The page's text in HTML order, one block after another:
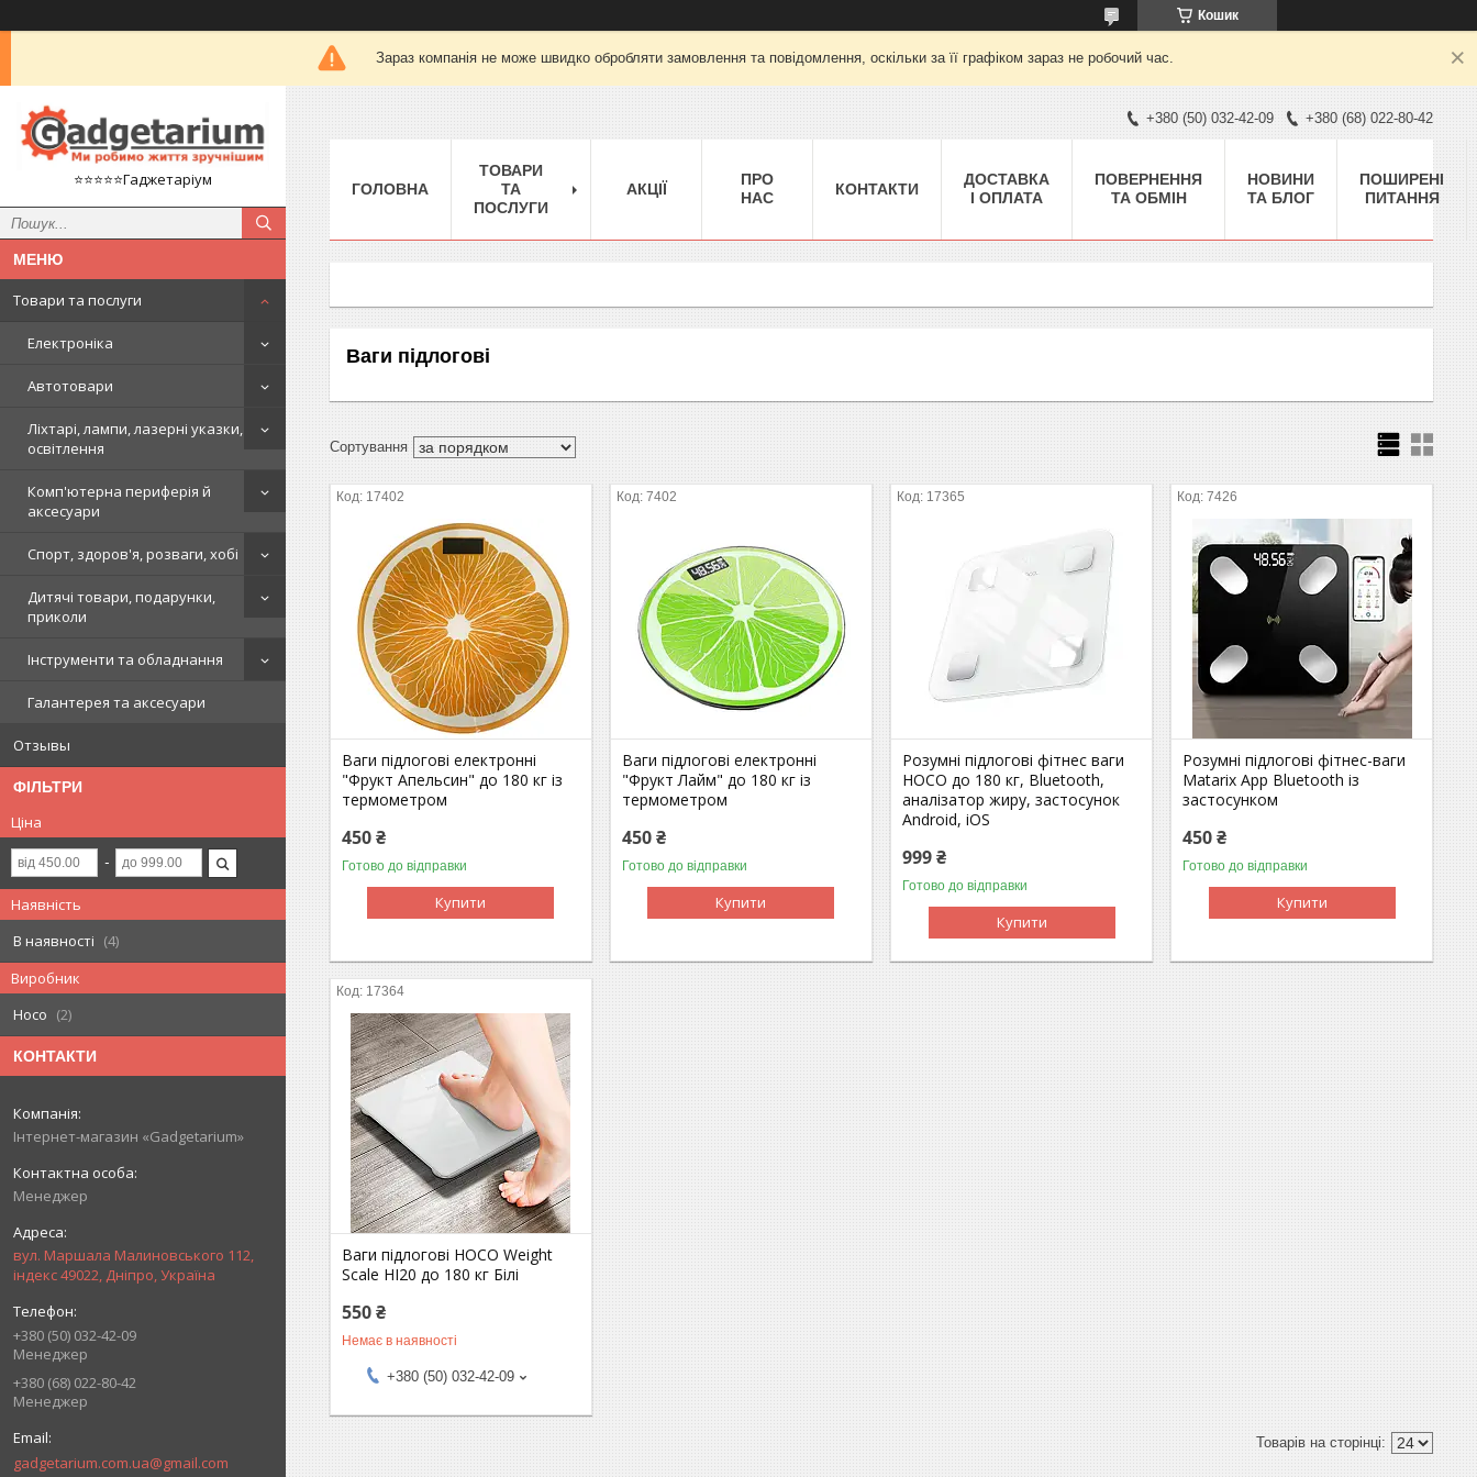
Кошик
Зараз компанія не може швидко обробляти замовлення та повідомлення, оскільки за її графіком зараз не робочий час.
⭐️⭐️⭐️⭐️⭐️Гаджетаріум
Товари та послуги
Електроніка
Автотовари
Ліхтарі, лампи, лазерні указки,
освітлення
Комп'ютерна периферія й
аксесуари
Спорт, здоров'я, розваги, хобі
Дитячі товари, подарунки,
приколи
Інструменти та обладнання
Галантерея та аксесуари
Отзывы
ФІЛЬТРИ
Ціна
Наявність
В наявності
4
Виробник
Hoco
2
КОНТАКТИ
Інтернет-магазин «Gadgetarium»
Менеджер
вул. Маршала Малиновського 112,
індекс 49022, Дніпро, Україна
+380 (50) 032-42-09
Менеджер
+380 (68) 022-80-42
Менеджер
gadgetarium.com.ua@gmail.com
+380 (50) 032-42-09 +380 (68) 022-80-42
ГОЛОВНА
ТОВАРИ
ТА
ПОСЛУГИ
АКЦІЇ
ПРО
НАС
КОНТАКТИ
ДОСТАВКА
І ОПЛАТА
ПОВЕРНЕННЯ
ТА ОБМІН
НОВИНИ
ТА БЛОГ
ПОШИРЕНІ
ПИТАННЯ
Ваги підлогові
17402
Ваги підлогові електронні
"Фрукт Апельсин" до 180 кг із
термометром
450 ₴
Готово до відправки
Купити
7402
Ваги підлогові електронні
"Фрукт Лайм" до 180 кг із
термометром
450 ₴
Готово до відправки
Купити
17365
Розумні підлогові фітнес ваги
HOCO до 180 кг, Bluetooth,
аналізатор жиру, застосунок
Android, iOS
999 ₴
Готово до відправки
Купити
7426
Розумні підлогові фітнес-ваги
Matarix App Bluetooth із
застосунком
450 ₴
Готово до відправки
Купити
17364
Ваги підлогові HOCO Weight
Scale HI20 до 180 кг Білі
550 ₴
Немає в наявності
+380 (50) 032-42-09